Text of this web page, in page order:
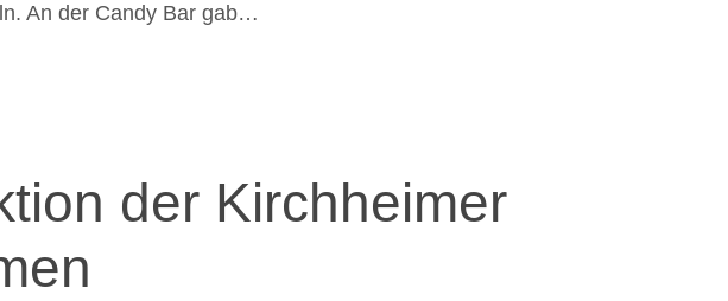
An der Candy Bar gab…
der Kirchheimer